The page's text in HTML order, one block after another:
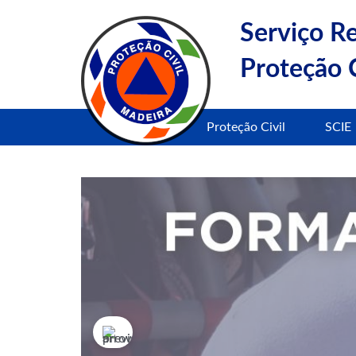
Serviço
Proteção
Proteção Civil SCIE